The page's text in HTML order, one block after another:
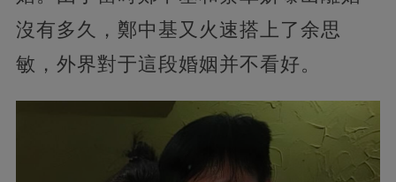
沒有多久，鄭中基又火速搭上了余思
敏，外界對于這段婚姻并不看好。